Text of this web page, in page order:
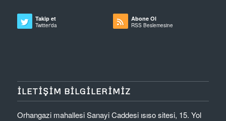
Takip et
Twitter'da
Abone Ol
RSS Beslemesine
İLETIŞIM BILGILERIMIZ
Orhangazi mahallesi Sanayi Caddesi ısıso sitesi, 15. Yol